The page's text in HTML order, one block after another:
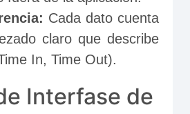
Cada dato cuenta
claro que describe
In, Time Out).
Interfase de